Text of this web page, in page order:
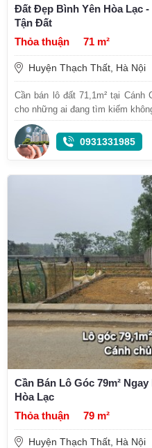
Đất Đẹp Bình Yên Hòa Lạc
Tận Đất
Thỏa thuận
71 m²
Huyện Thạch Thất, Hà Nội
Cần bán lô đất 71,1m² tại
cho những ai đang tìm kiếm
0931331985
Cần Bán Lô Góc 79m²
Hòa Lạc
Thỏa thuận
79 m²
Huyện Thạch Thất, Hà Nội